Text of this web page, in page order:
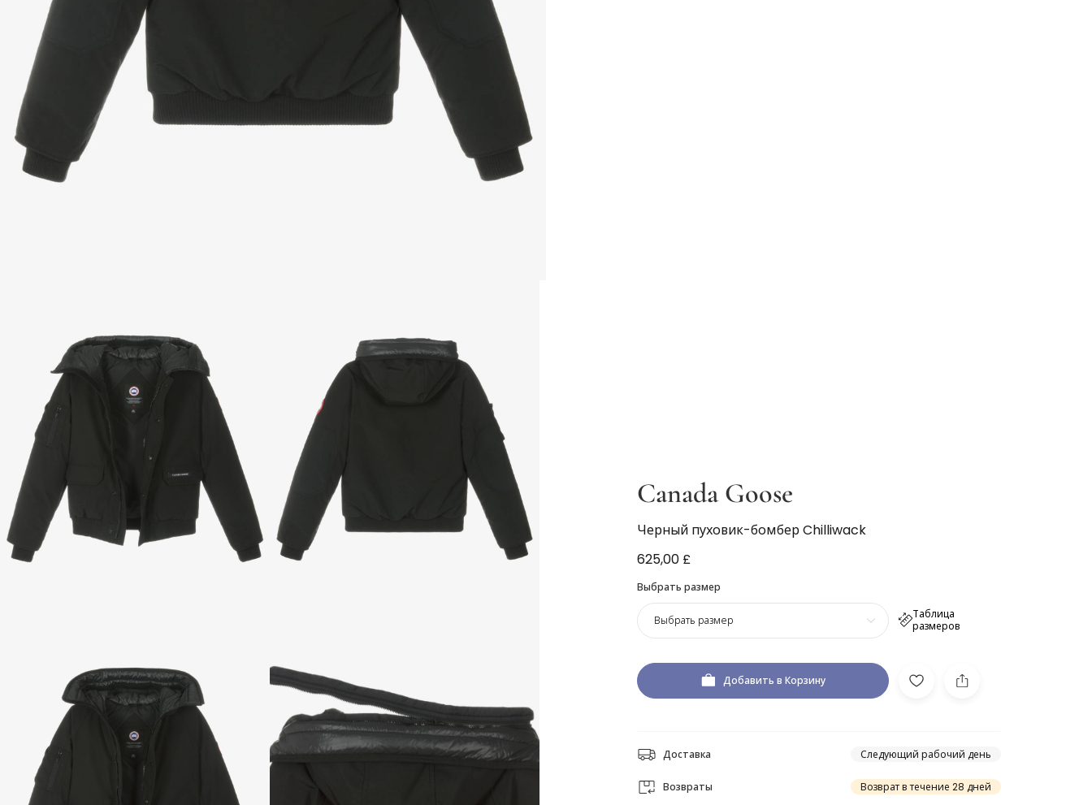
Canada Goose
Черный пуховик-бомбер Chilliwack
625,00 £
Выбрать размер
Таблица
размеров
Выбрать размер
Добавить в Корзину
Доставка Следующий рабочий день
Возвраты Возврат в течение 28 дней